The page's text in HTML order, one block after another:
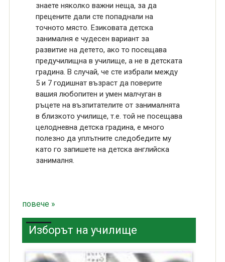
знаете няколко важни неща, за да
прецените дали сте попаднали на
точното място. Езиковата детска
занималня е чудесен вариант за
развитие на детето, ако то посещава
предучилищна в училище, а не в детската
градина. В случай, че сте избрали между
5 и 7 годишнат възраст да поверите
вашия любопитен и умен малчуган в
ръцете на възпитателите от занималнята
в близкото училище, т.е. той не посещава
целодневна детска градина, е много
полезно да уплътните следобедите му
като го запишете на детска английска
занималня.
повече »
Изборът на училище